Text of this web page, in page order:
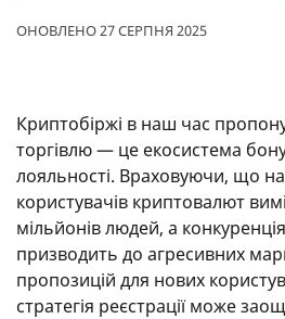
ОНОВЛЕНО 27 СЕРПНЯ 2025
Криптобіржі в наш час
торгівлю — це екосистема
лояльності. Враховуючи, що
користувачів криптовалют
мільйонів людей, а
призводить до агресивних
пропозицій для нових
стратегія реєстрації може